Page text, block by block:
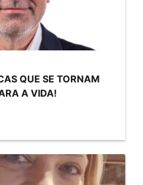
QUE SE TORNAM
A VIDA!